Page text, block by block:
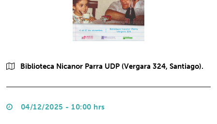
Biblioteca Nicanor Parra UDP (Vergara 324, Santiago).
04/12/2025 - 10:00 hrs